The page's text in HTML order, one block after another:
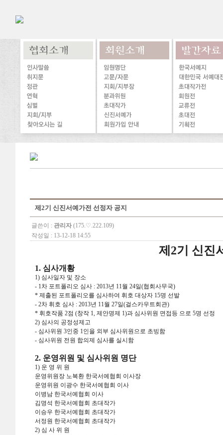
제2기 신진서예가전 선정자 공지
글쓴이 : 관리자 (175.♡.222.109)
작성일 : 13-12-18 14:55
제2기 신진
1. 심사개황
1) 심사일자 및 장소
- 1차 포트폴리오 심사 : 2013년 11월 24일(협회사무국)
* 제출된 포트폴리오를 심사하여 휘호 대상자 15명 선발
- 2차 휘호 심사 : 2013년 11월 27일(걸스카우트회관)
* 휘호작품 2점 (창작 1, 제안명제 1)과 심사위원 면접등 으로 5명 선정
2) 심사의 공정성제고
- 심사위원 3인중 1인을 외부 심사위원으로 초빙함
- 심사위원 전원 합의제 심사를 실시함
2. 운영위원 및 심사위원 명단
1) 운 영 위 원
운영위원장 노복환 한국서예협회 이사장
운영위원 이광수 한국서예협회 이사
이병남 한국서예협회 이사
김명석 한국서예협회 초대작가
이승우 한국서예협회 초대작가
서정원 한국서예협회 초대작가
2) 심 사 위 원